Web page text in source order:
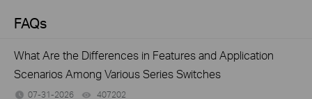
FAQs
What Are the Differences in Features and Application
Scenarios Among Various Series Switches
07-31-2026 407202